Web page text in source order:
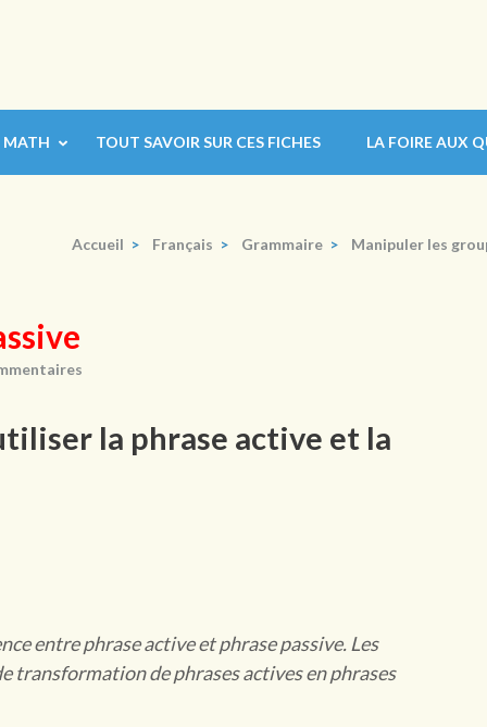
MATH TOUT SAVOIR SUR CES FICHES LA FOIRE AUX
Accueil > Français > Grammaire > Manipuler les
la phrase active et la
entre phrase active et phrase passive. Les
transformation de phrases actives en phrases